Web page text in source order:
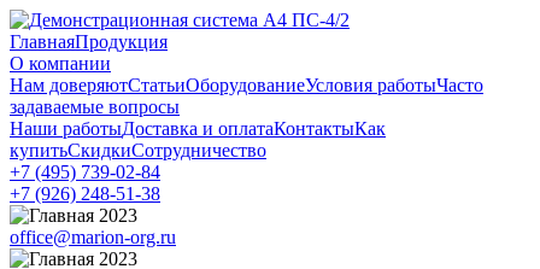
ГлавнаяПродукция
О компании
Нам доверяютСтатьиОборудованиеУсловия работыЧасто
задаваемые вопросы
Наши работыДоставка и оплатаКонтактыКак
купитьСкидкиСотрудничество
+7 (495) 739-02-84
+7 (926) 248-51-38
office@marion-org.ru